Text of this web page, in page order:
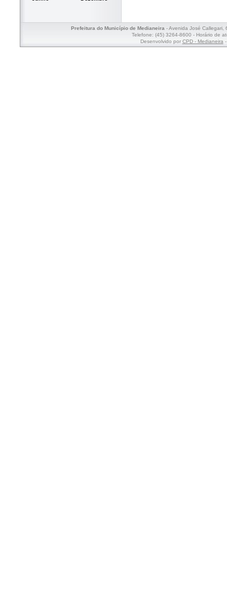
Prefeitura do Município de Medianeira- Avenida José Callegari,
Telefone: (45) 3264-8600 - Horário de
Desenvolvido por CPD - Medianeira-